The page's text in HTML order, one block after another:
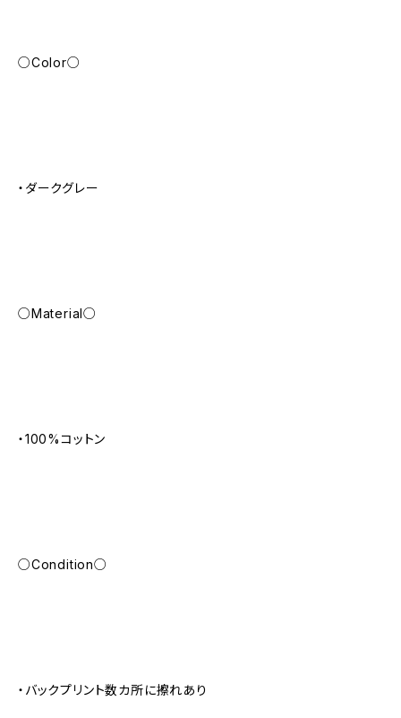
○Color○
・ダークグレー
○Material○
・100%コットン
○Condition○
・バックプリント数カ所に擦れあり